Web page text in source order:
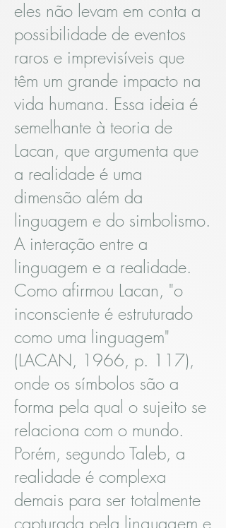
eles não levam em conta a
possibilidade de eventos
raros e imprevisíveis que
têm um grande impacto na
vida humana. Essa ideia é
semelhante à teoria de
Lacan, que argumenta que
a realidade é uma
dimensão além da
linguagem e do simbolismo.
A interação entre a
linguagem e a realidade.
Como afirmou Lacan, "o
inconsciente é estruturado
como uma linguagem"
(LACAN, 1966, p. 117),
onde os símbolos são a
forma pela qual o sujeito se
relaciona com o mundo.
Porém, segundo Taleb, a
realidade é complexa
demais para ser totalmente
capturada pela linguagem e